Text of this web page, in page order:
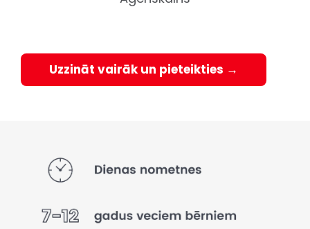
Uzzināt vairāk un pieteikties →